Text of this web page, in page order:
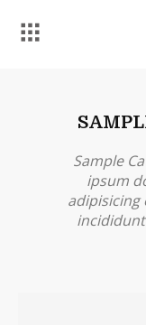
Sample
ipsum
adipisicing